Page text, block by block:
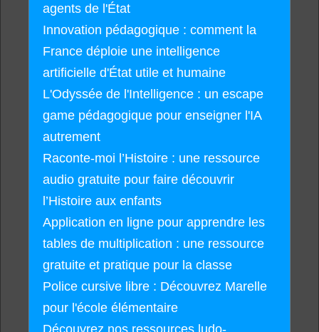
agents de l'État
Innovation pédagogique : comment la
France déploie une intelligence
artificielle d'État utile et humaine
L'Odyssée de l'Intelligence : un escape
game pédagogique pour enseigner l'IA
autrement
Raconte-moi l’Histoire : une ressource
audio gratuite pour faire découvrir
l’Histoire aux enfants
Application en ligne pour apprendre les
tables de multiplication : une ressource
gratuite et pratique pour la classe
Police cursive libre : Découvrez Marelle
pour l'école élémentaire
Découvrez nos ressources ludo-